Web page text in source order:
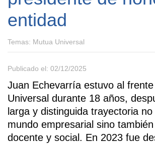
entidad
Temas: Mutua Universal
Publicado el: 02/12/2025
Juan Echevarría estuvo al
Universal durante 18 años,
larga y distinguida trayectoria no
mundo empresarial sino
docente y social. En 2023 fue